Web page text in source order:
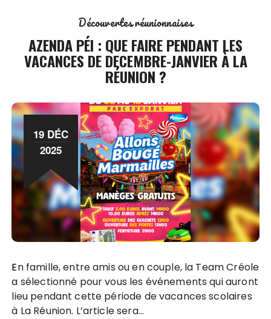
Découvertes réunionnaises
AZENDA PÉI : QUE FAIRE PENDANT LES
VACANCES DE DECEMBRE-JANVIER À LA
RÉUNION ?
19 DÉC
2025
En famille, entre amis ou en couple, la Team Créole
a sélectionné pour vous les événements qui auront
lieu pendant cette période de vacances scolaires
à La Réunion. L’article sera…